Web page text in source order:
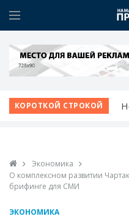
КОРОТКОЙ СТРОКОЙ
К
Экономика
О комплексном развитии
брифинге для СМИ
ЭКОНОМИКА